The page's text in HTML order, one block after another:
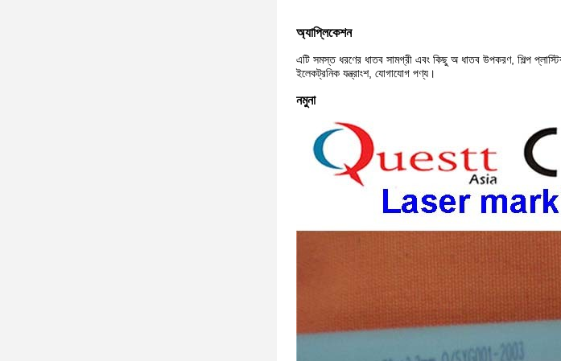
অ্যাপ্লিকেশন
এটি সমস্ত ধরণের ধাতব সামগ্রী এবং কিছু অ ধাতব উপকরণ, শিল্প
ইলেকট্রনিক যন্ত্রাংশ, যোগাযোগ পণ্য।
নমুনা